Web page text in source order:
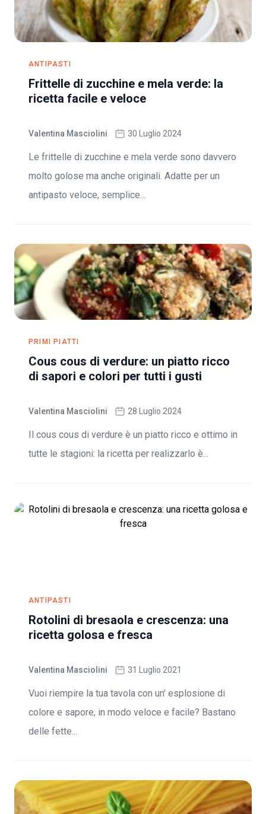
ANTIPASTI
Frittelle di zucchine e mela verde: la
ricetta facile e veloce
Valentina Masciolini 30 Luglio 2024
Le frittelle di zucchine e mela verde sono davvero
molto golose ma anche originali. Adatte per un
antipasto veloce, semplice...
PRIMI PIATTI
Cous cous di verdure: un piatto ricco
di sapori e colori per tutti i gusti
Valentina Masciolini 28 Luglio 2024
Il cous cous di verdure è un piatto ricco e ottimo in
tutte le stagioni: la ricetta per realizzarlo è...
ANTIPASTI
Rotolini di bresaola e crescenza: una
ricetta golosa e fresca
Valentina Masciolini 31 Luglio 2021
Vuoi riempire la tua tavola con un' esplosione di
colore e sapore, in modo veloce e facile? Bastano
delle fette...